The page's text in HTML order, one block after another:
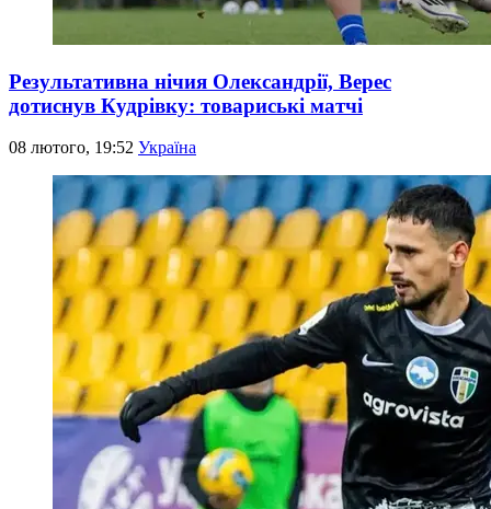
Результативна нічия Олександрії, Верес
дотиснув Кудрівку: товариські матчі
08 лютого, 19:52 Україна